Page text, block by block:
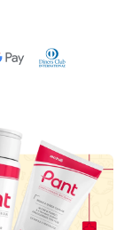
Pay
Diners Club